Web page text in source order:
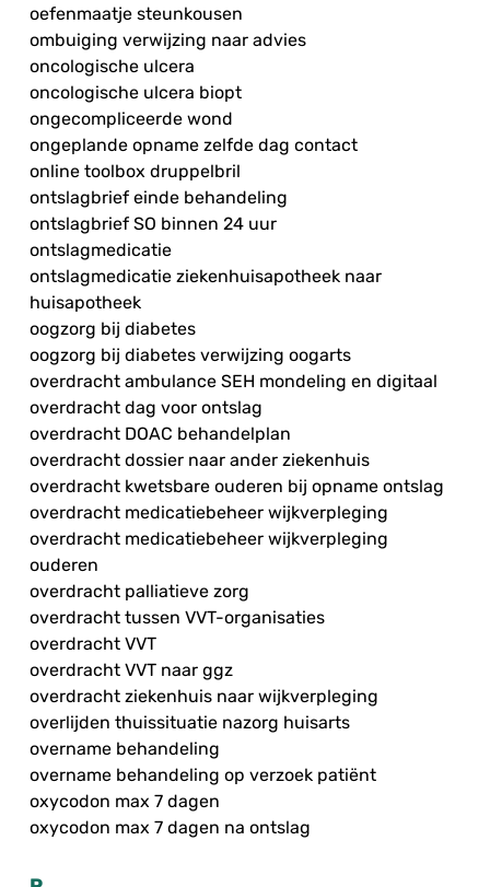
oefenmaatje steunkousen
ombuiging verwijzing naar advies
oncologische ulcera
oncologische ulcera biopt
ongecompliceerde wond
ongeplande opname zelfde dag contact
online toolbox druppelbril
ontslagbrief einde behandeling
ontslagbrief SO binnen 24 uur
ontslagmedicatie
ontslagmedicatie ziekenhuisapotheek naar
huisapotheek
oogzorg bij diabetes
oogzorg bij diabetes verwijzing oogarts
overdracht ambulance SEH mondeling en digitaal
overdracht dag voor ontslag
overdracht DOAC behandelplan
overdracht dossier naar ander ziekenhuis
overdracht kwetsbare ouderen bij opname ontslag
overdracht medicatiebeheer wijkverpleging
overdracht medicatiebeheer wijkverpleging
ouderen
overdracht palliatieve zorg
overdracht tussen VVT-organisaties
overdracht VVT
overdracht VVT naar ggz
overdracht ziekenhuis naar wijkverpleging
overlijden thuissituatie nazorg huisarts
overname behandeling
overname behandeling op verzoek patiënt
oxycodon max 7 dagen
oxycodon max 7 dagen na ontslag